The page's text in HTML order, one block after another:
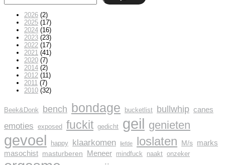
2026 (2)
2025 (17)
2024 (16)
2023 (23)
2022 (17)
2021 (41)
2020 (7)
2014 (2)
2012 (11)
2011 (7)
2010 (32)
Beek&Donk bench bondage bucketlist bullwhip canes
emoties exposed fuckit gedicht geil genieten
gevoel happy klaarkomen liefde loslaten M/s marks
masochist masturberen Meneer mindfuck naakt onzeker